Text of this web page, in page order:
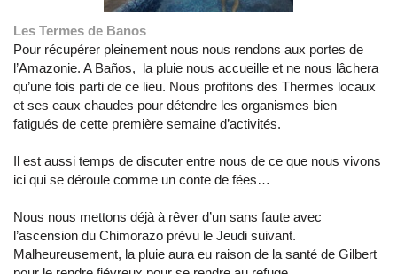
Les Termes de Banos
Pour récupérer pleinement nous nous rendons aux portes de
l’Amazonie. A Baños, la pluie nous accueille et ne nous lâchera
qu’une fois parti de ce lieu. Nous profitons des Thermes locaux
et ses eaux chaudes pour détendre les organismes bien
fatigués de cette première semaine d’activités.
Il est aussi temps de discuter entre nous de ce que nous vivons
ici qui se déroule comme un conte de fées…
Nous nous mettons déjà à rêver d’un sans faute avec
l’ascension du Chimorazo prévu le Jeudi suivant.
Malheureusement, la pluie aura eu raison de la santé de Gilbert